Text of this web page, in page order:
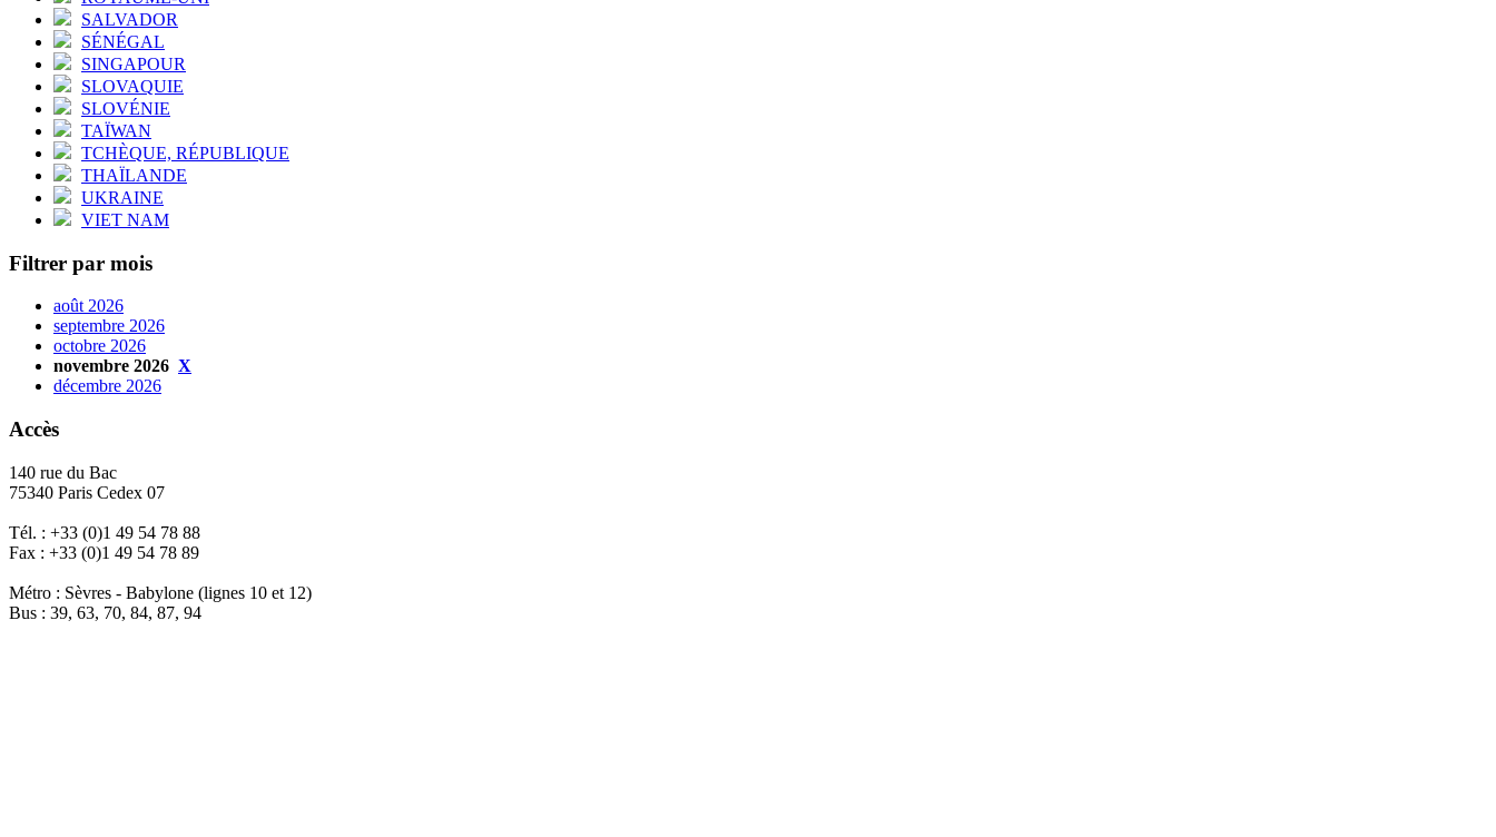
SALVADOR
SÉNÉGAL
SINGAPOUR
SLOVAQUIE
SLOVÉNIE
TAÏWAN
TCHÈQUE, RÉPUBLIQUE
THAÏLANDE
UKRAINE
VIET NAM
Filtrer par mois
août 2026
septembre 2026
octobre 2026
novembre 2026 X
décembre 2026
Accès
140 rue du Bac
75340 Paris Cedex 07
Tél. : +33 (0)1 49 54 78 88
Fax : +33 (0)1 49 54 78 89
Métro : Sèvres - Babylone (lignes 10 et 12)
Bus : 39, 63, 70, 84, 87, 94